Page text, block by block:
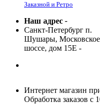
Заказной и Ретро
Наш адрес -
Санкт-Петербург п.
Шушары, Московское
шоссе, дом 15Е -
Интернет магазин
Обработка заказов с